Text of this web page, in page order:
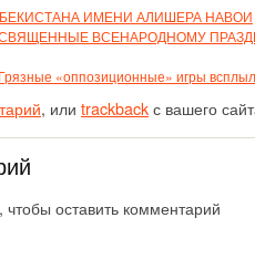
ИМЕНИ АЛИШЕРА НАВОИ
ВСЕНАРОДНОМУ
Грязные «оппозиционные» игры
, или trackback с вашего
, чтобы оставить комментарий